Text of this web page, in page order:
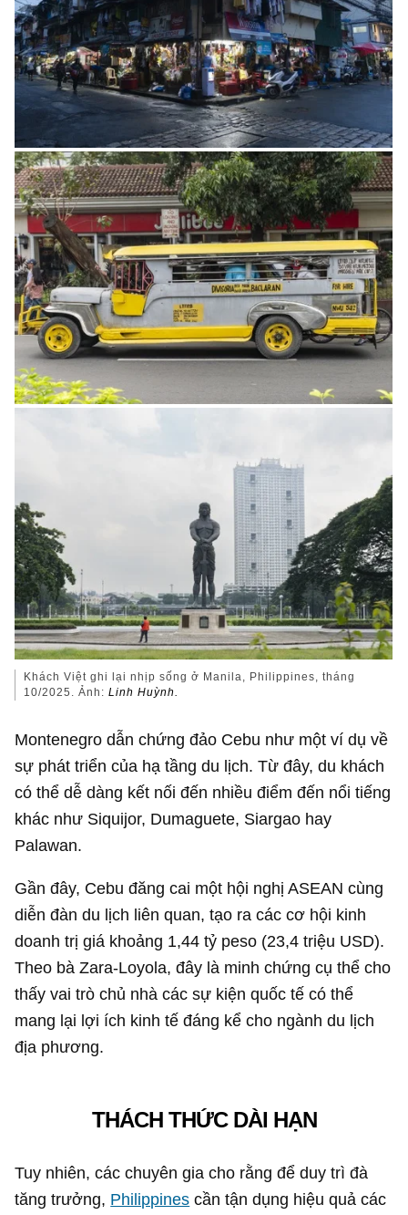
Khách Việt ghi lại nhịp sống ở Manila, Philippines, tháng
10/2025. Ảnh:Linh Huỳnh.
Montenegro dẫn chứng đảo Cebu như một ví dụ về
sự phát triển của hạ tầng du lịch. Từ đây, du khách
có thể dễ dàng kết nối đến nhiều điểm đến nổi tiếng
khác như Siquijor, Dumaguete, Siargao hay
Palawan.
Gần đây, Cebu đăng cai một hội nghị ASEAN cùng
diễn đàn du lịch liên quan, tạo ra các cơ hội kinh
doanh trị giá khoảng 1,44 tỷ peso (23,4 triệu USD).
Theo bà Zara-Loyola, đây là minh chứng cụ thể cho
thấy vai trò chủ nhà các sự kiện quốc tế có thể
mang lại lợi ích kinh tế đáng kể cho ngành du lịch
địa phương.
THÁCH THỨC DÀI HẠN
Tuy nhiên, các chuyên gia cho rằng để duy trì đà
tăng trưởng, Philippines cần tận dụng hiệu quả các